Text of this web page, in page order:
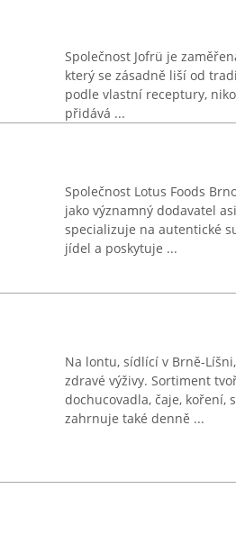
Společnost Jofrü je
který se zásadně liší od
podle vlastní receptury,
přidává ...
Společnost Lotus Foods
jako významný dodavatel
specializuje na autentické
jídel a poskytuje ...
Na lontu, sídlící v Brně-
zdravé výživy. Sortiment
dochucovadla, čaje, koření,
zahrnuje také denně ...